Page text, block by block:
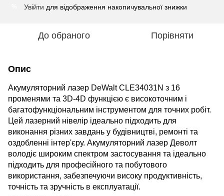
Увійти для відображення накопичувальної знижки
До обраного Порівняти
Опис
Акумуляторний лазер DeWalt CLE34031N з 16
променями та 3D-4D функцією є високоточним і
багатофункціональним інструментом для точних робіт.
Цей лазерний нівелір ідеально підходить для
виконання різних завдань у будівництві, ремонті та
оздобленні інтер'єру. Акумуляторний лазер Деволт
володіє широким спектром застосування та ідеально
підходить для професійного та побутового
використання, забезпечуючи високу продуктивність,
точність та зручність в експлуатації.